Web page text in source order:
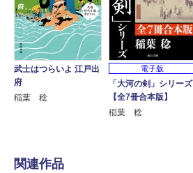
武士はつらいよ 江戸出
府
稲葉 稔
電子版
「大河の剣」シリーズ
【全7冊合本版】
稲葉 稔
関連作品